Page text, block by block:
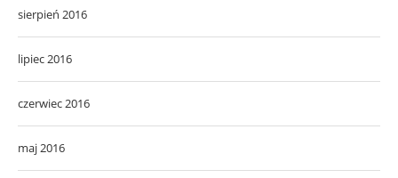
sierpień 2016
lipiec 2016
czerwiec 2016
maj 2016